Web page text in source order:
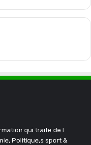
qui traite de l
Politique,s sport &